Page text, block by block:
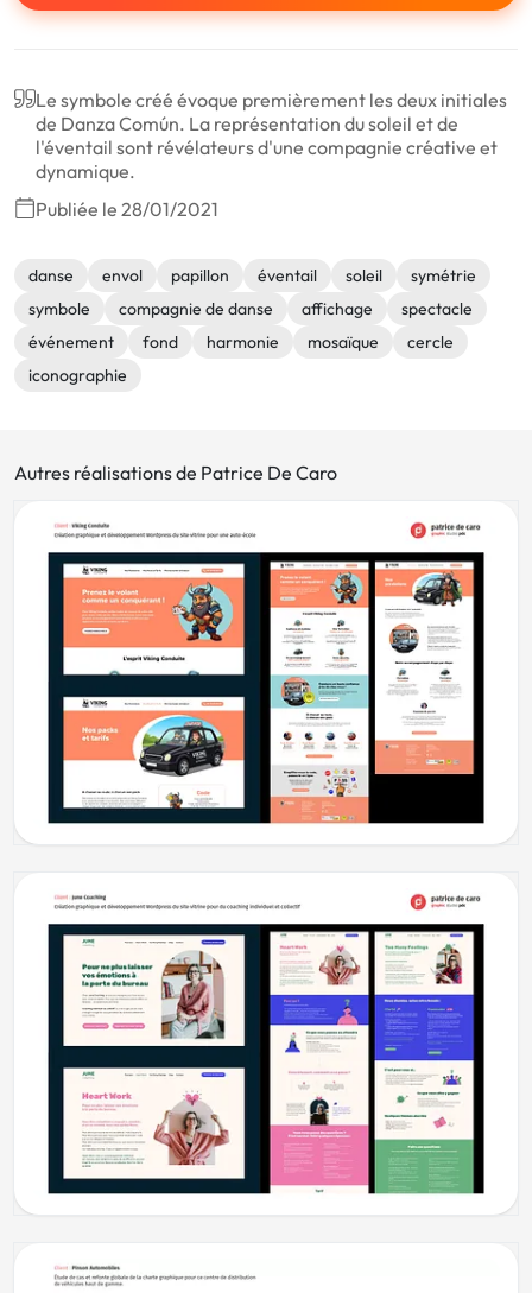
Le symbole créé évoque premièrement les deux initiales
de Danza Común. La représentation du soleil et de
l'éventail sont révélateurs d'une compagnie créative et
dynamique.
Publiée le 28/01/2021
danse envol papillon éventail soleil
symétrie
symbole
compagnie de danse affichage
spectacle
événement
fond harmonie mosaïque
cercle
iconographie
Autres réalisations de Patrice De Caro